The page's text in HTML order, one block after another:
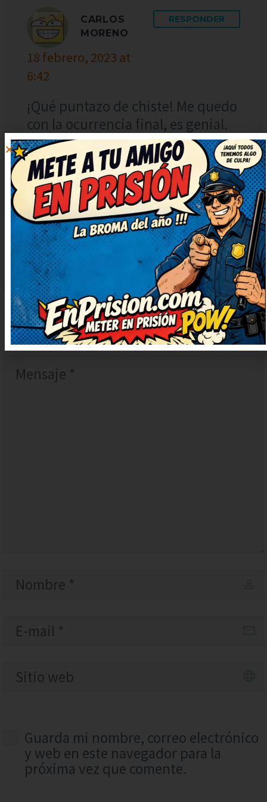
CARLOS
MORENO
18 febrero, 2023 at
6:42
RESPONDER
¡Qué puntazo de chiste! Me quedo
con la ocurrencia final, es genial.
Así da gusto, humor sano y con
mucha gracia. Prometo contarlo
en casa, nos encanta reír juntos.
DEJARUN
COMENTARIO
Guarda mi nombre, correo electrónico
y web en este navegador para la
próxima vez que comente.